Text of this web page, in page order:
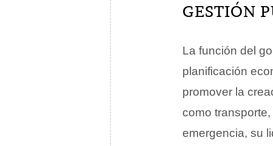
GESTIÓN
La función del
planificación
promover la
como
emergencia, su